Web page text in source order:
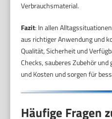
Verbrauchsmaterial.
Fazit: In allen
aus richtiger Anwendung und
Qualität, Sicherheit und
Checks, sauberes Zubehör
und Kosten und sorgen für
Häufige Fragen